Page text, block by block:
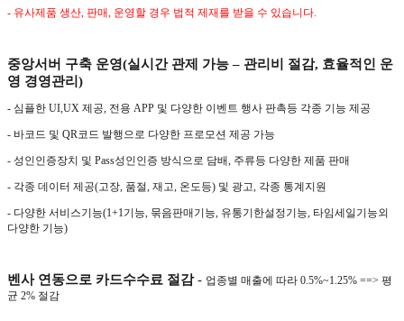
- 유사제품 생산, 판매, 운영할 경우 법적 제재를 받을 수 있습니다.
중앙서버 구축 운영(실시간 관제 가능– 관리비 절감, 효율적인 운
영 경영관리 )
- 심플한 UI,UX 제공, 전용 APP 및 다양한 이벤트 행사 판촉등 각종 기능 제공
- 바코드 및 QR코드 발행으로 다양한 프로모션 제공 가능
- 성인인증장치 및 Pass성인인증 방식으로 담배, 주류등 다양한 제품 판매
- 각종 데이터 제공(고장, 품절, 재고, 온도등) 및 광고, 각종 통계지원
- 다양한 서비스기능(1+1기능, 묶음판매기능, 유통기한설정기능, 타임세일기능외
다양한 기능)
벤사 연동으로 카드수수료 절감- 업종별 매출에 따라 0.5%~1.25% ==> 평
균 2% 절감